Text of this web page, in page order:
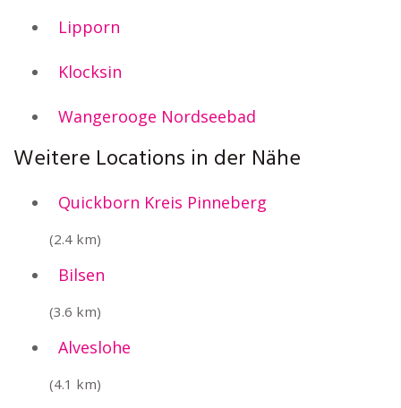
Lipporn
Klocksin
Wangerooge Nordseebad
Weitere Locations in der Nähe
Quickborn Kreis Pinneberg
(2.4 km)
Bilsen
(3.6 km)
Alveslohe
(4.1 km)